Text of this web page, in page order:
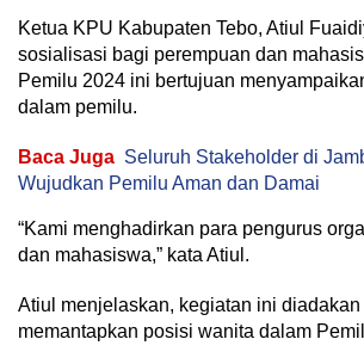
Ketua KPU Kabupaten Tebo, Atiul
sosialisasi bagi perempuan dan
Pemilu 2024 ini bertujuan
dalam pemilu.
Baca Juga Seluruh Stakeholder di
Wujudkan Pemilu Aman dan Damai
“Kami menghadirkan para pengurus
dan mahasiswa,” kata Atiul.
Atiul menjelaskan, kegiatan ini diadakan
memantapkan posisi wanita dalam